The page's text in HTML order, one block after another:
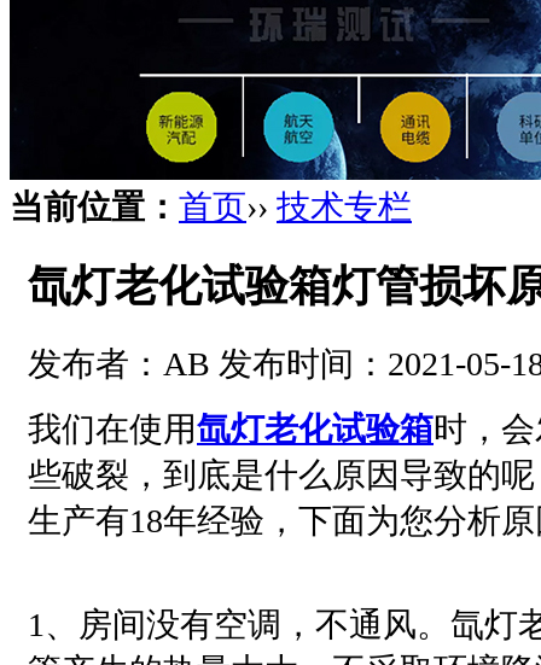
当前位置： 首页›› 技术专栏
氙灯老化试验箱灯管损坏
发布者：AB 发布时间：2021-05-
我们在使用氙灯老化试验箱时，
些破裂，到底是什么原因导致的
生产有18年经验，下面为您分析
1、房间没有空调，不通风。氙灯